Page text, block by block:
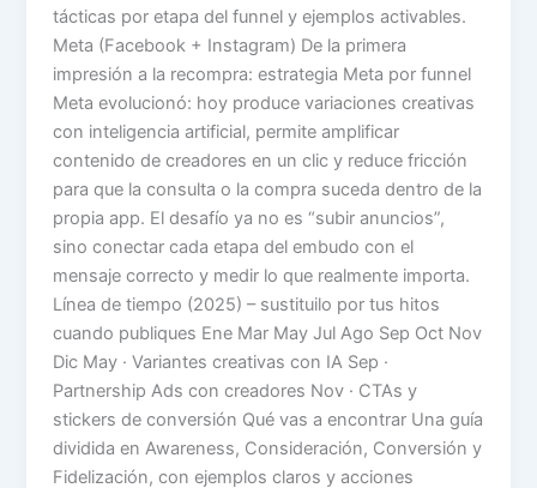
tácticas por etapa del funnel y ejemplos activables.
Meta (Facebook + Instagram) De la primera
impresión a la recompra: estrategia Meta por funnel
Meta evolucionó: hoy produce variaciones creativas
con inteligencia artificial, permite amplificar
contenido de creadores en un clic y reduce fricción
para que la consulta o la compra suceda dentro de la
propia app. El desafío ya no es “subir anuncios”,
sino conectar cada etapa del embudo con el
mensaje correcto y medir lo que realmente importa.
Línea de tiempo (2025) – sustituilo por tus hitos
cuando publiques Ene Mar May Jul Ago Sep Oct Nov
Dic May · Variantes creativas con IA Sep ·
Partnership Ads con creadores Nov · CTAs y
stickers de conversión Qué vas a encontrar Una guía
dividida en Awareness, Consideración, Conversión y
Fidelización, con ejemplos claros y acciones